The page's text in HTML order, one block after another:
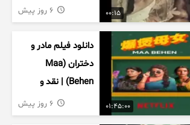
00:15
نمایش خانگی |
محبوبه | سینمایی
01:45:00
دانلود فیلم مادر و
دختران (Maa
Behen) | نقد و
بررسی درام خانوادگی
هندی